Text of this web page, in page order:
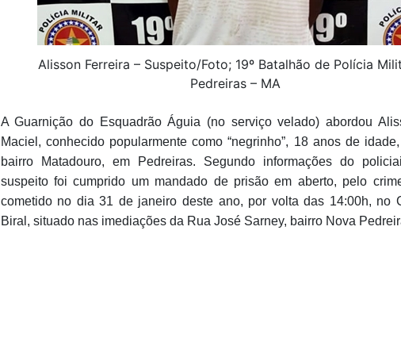
Alisson Ferreira – Suspeito/Foto; 19º Batalhão de Polícia
Pedreiras – MA
A Guarnição do Esquadrão Águia (no serviço velado) abordou
Maciel, conhecido popularmente como “negrinho”, 18 anos de
bairro Matadouro, em Pedreiras. Segundo informações do
suspeito foi cumprido um mandado de prisão em aberto, pelo
cometido no dia 31 de janeiro deste ano, por volta das 14:00h, no
Biral, situado nas imediações da Rua José Sarney, bairro Nova